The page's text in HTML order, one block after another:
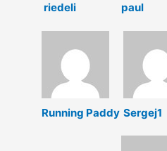
riedeli paul
Running Paddy Sergej1